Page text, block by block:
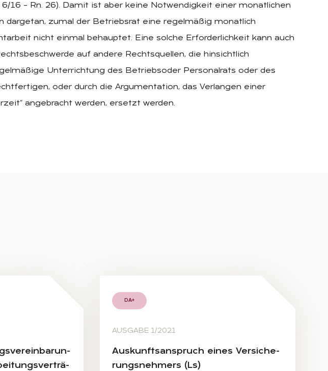
6/16 – Rn. 26). Damit ist aber keine Notwendigkeit einer monatlichen
dargetan, zumal der Betriebsrat eine regelmäßig monatlich
nicht einmal behauptet. Eine solche Erforderlichkeit kann auch
auf andere Rechtsquellen, die hinsichtlich
Unterrichtung des Betriebsoder Personalrats oder des
oder durch die Argumentation, das Verlangen einer
angebracht werden, ersetzt werden.
DA+
AUSGABE 1/2021
Aus­kunfts­an­spruch ei­nes Ver­si­che­
rungs­neh­mers (Ls)